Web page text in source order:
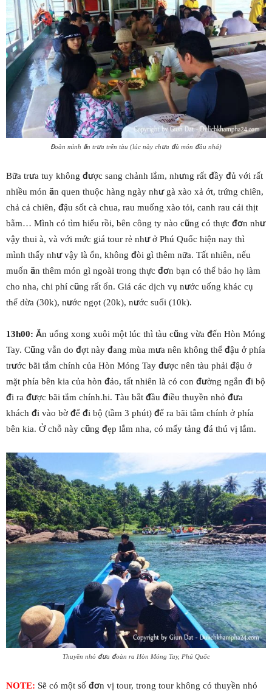
Đoàn mình ăn trưa trên tàu (lúc này chưa đủ món đâu nhá)
Bữa trưa tuy không được sang chảnh lắm, nhưng rất đầy đủ với rất
nhiều món ăn quen thuộc hàng ngày như gà xào xả ớt, trứng chiên,
chả cả chiên, đậu sốt cà chua, rau muống xào tỏi, canh rau cải thịt
bằm… Mình có tìm hiểu rồi, bên công ty nào cũng có thực đơn như
vậy thui à, và với mức giá tour rẻ như ở Phú Quốc hiện nay thì
mình thấy như vậy là ổn, không đòi gì thêm nữa. Tất nhiên, nếu
muốn ăn thêm món gì ngoài trong thực đơn bạn có thể bảo họ làm
cho nha, chi phí cũng rất ổn. Giá các dịch vụ nước uống khác cụ
thể dừa (30k), nước ngọt (20k), nước suối (10k).
13h00: Ăn uống xong xuôi một lúc thì tàu cũng vừa đến Hòn Móng
Tay. Cũng vẫn do đợt này đang mùa mưa nên không thể đậu ở phía
trước bãi tắm chính của Hòn Móng Tay được nên tàu phải đậu ở
mặt phía bên kia của hòn đảo, tất nhiên là có con đường ngắn đi bộ
đi ra được bãi tắm chính.hi. Tàu bắt đầu điều thuyền nhỏ đưa
khách đi vào bờ để đi bộ (tầm 3 phút) để ra bãi tắm chính ở phía
bên kia. Ở chỗ này cũng đẹp lắm nha, có mấy tảng đá thú vị lắm.
Thuyền nhỏ đưa đoàn ra Hòn Móng Tay, Phú Quốc
NOTE: Sẽ có một số đơn vị tour, trong tour không có thuyền nhỏ